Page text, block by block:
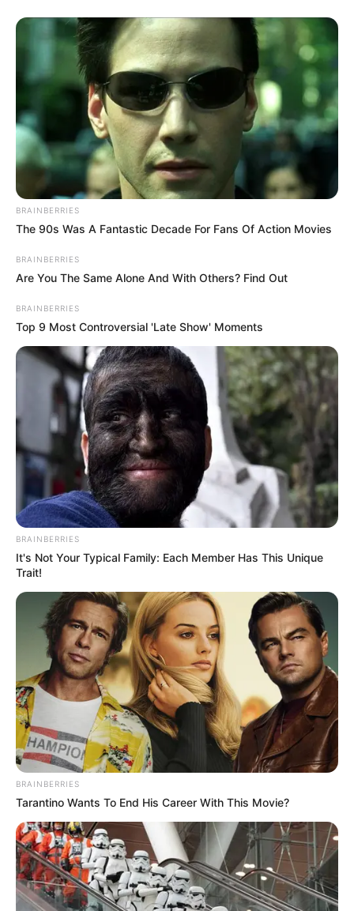
BRAINBERRIES
The 90s Was A Fantastic Decade For Fans Of Action Movies
BRAINBERRIES
Are You The Same Alone And With Others? Find Out
BRAINBERRIES
Top 9 Most Controversial 'Late Show' Moments
BRAINBERRIES
It's Not Your Typical Family: Each Member Has This Unique
Trait!
BRAINBERRIES
Tarantino Wants To End His Career With This Movie?